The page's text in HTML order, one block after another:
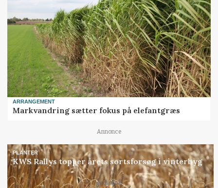
ARRANGEMENT
Markvandring sætter fokus på elefantgræs
Annonce
PLANTER
KWS Rallys topper årets sortsforsøg i vinterbyg
Annonce